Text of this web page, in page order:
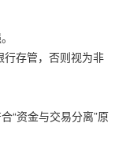
存管，否则视为非
“资金与交易分离”原